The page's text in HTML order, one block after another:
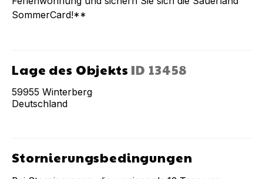
SommerCard!**
Lage des Objekts ID 13458
59955 Winterberg
Deutschland
Stornierungsbedingungen